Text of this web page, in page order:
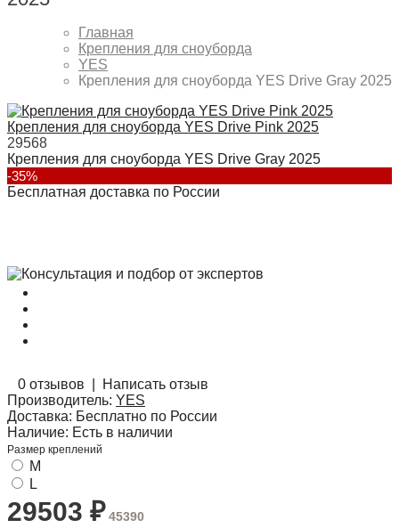
Главная
Крепления для сноуборда
YES
Крепления для сноуборда YES Drive Gray 2025
Крепления для сноуборда YES Drive Pink 2025
29568
Крепления для сноуборда YES Drive Gray 2025
-35%
Бесплатная доставка по России
0 отзывов
Написать отзыв
Производитель: YES
Доставка: Бесплатно по России
Наличие: Есть в наличии
Размер креплений
M
L
29503 ₽ 45390